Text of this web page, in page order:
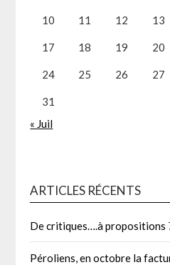
10 11 12 13
17 18 19 20
24 25 26 27
31
« Juil
ARTICLES RÉCENTS
De critiques….à propositions
Péroliens, en octobre la